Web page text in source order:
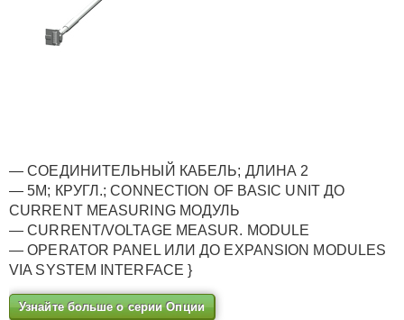
— СОЕДИНИТЕЛЬНЫЙ КАБЕЛЬ; ДЛИНА 2
— 5M; КРУГЛ.; CONNECTION OF BASIC UNIT ДО
CURRENT MEASURING МОДУЛЬ
— CURRENT/VOLTAGE MEASUR. MODULE
— OPERATOR PANEL ИЛИ ДО EXPANSION MODULES
VIA SYSTEM INTERFACE }
Узнайте больше о серии Опции